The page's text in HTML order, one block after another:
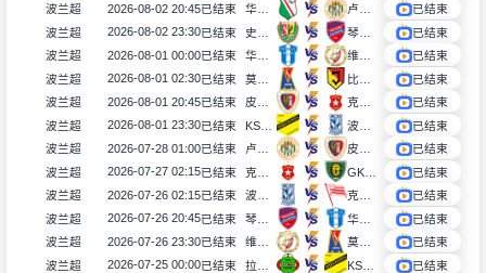
波兰超
2026-08-02 20:45已结束
已结束
波兰超
2026-08-02 23:30已结束
已结束
波兰超
2026-08-01 00:00已结束
已结束
波兰超
2026-08-01 02:30已结束
已结束
波兰超
2026-08-01 20:45已结束
已结束
波兰超
2026-08-01 23:30已结束
已结束
波兰超
2026-07-28 01:00已结束
已结束
波兰超
2026-07-27 02:15已结束
已结束
波兰超
2026-07-26 02:15已结束
已结束
波兰超
2026-07-26 20:45已结束
已结束
波兰超
2026-07-26 23:30已结束
已结束
波兰超
2026-07-25 00:00已结束
已结束